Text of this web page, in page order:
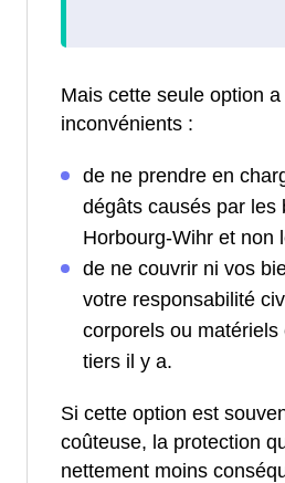
Mais cette seule option
inconvénients :
de ne prendre en
dégâts causés par les
Horbourg-Wihr et non
de ne couvrir ni vos
votre responsabilité
corporels ou matériels
tiers il y a.
Si cette option est
coûteuse, la protection
nettement moins